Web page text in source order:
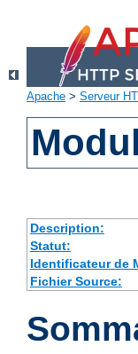
Apache > Serveur
Description:
Statut:
Identificateur de
Fichier Source: